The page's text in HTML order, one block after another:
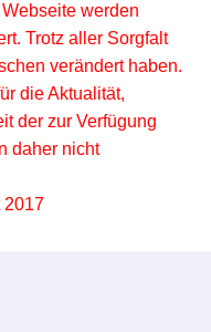
werden
Trotz aller Sorgfalt
verändert haben.
die Aktualität,
der zur Verfügung
daher nicht
2017